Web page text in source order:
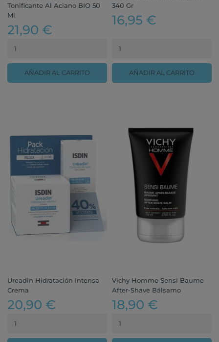
Tonificante Al Aciano BIO 50
Ml
21,90 €
AÑADIR AL CARRITO
340 Gr
16,95 €
AÑADIR AL CARRITO
Ureadin Hidratación Intensa
Crema
20,90 €
Vichy Homme Sensi Baume
After-Shave Bálsamo
18,90 €